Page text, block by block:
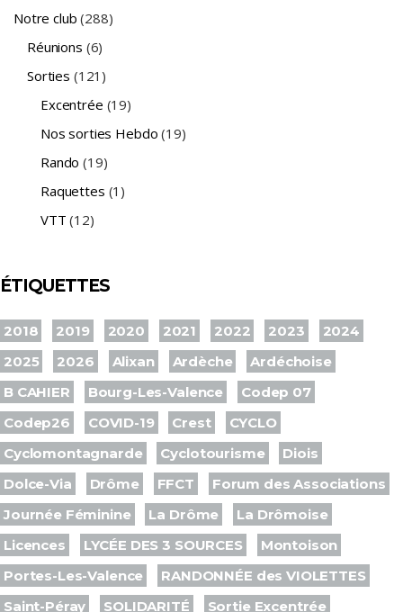
Notre club (288)
Réunions (6)
Sorties (121)
Excentrée (19)
Nos sorties Hebdo (19)
Rando (19)
Raquettes (1)
VTT (12)
ÉTIQUETTES
2018 2019 2020 2021 2022 2023
2024
2025
2026 Alixan Ardèche
Ardéchoise
B CAHIER
Bourg-Les-Valence
Codep 07
Codep26
COVID-19 Crest
CYCLO
Cyclomontagnarde
Cyclotourisme
Diois
Dolce-Via
Drôme FFCT
Forum des Associations
Journée Féminine
La Drôme
La Drômoise
Licences
LYCÉE DES 3 SOURCES
Montoison
Portes-Les-Valence
RANDONNÉE des VIOLETTES
Saint-Péray
SOLIDARITÉ
Sortie Excentrée